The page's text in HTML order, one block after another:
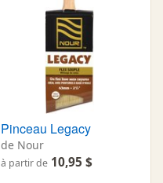
Pinceau Legacy
de Nour
à partir de 10,95 $